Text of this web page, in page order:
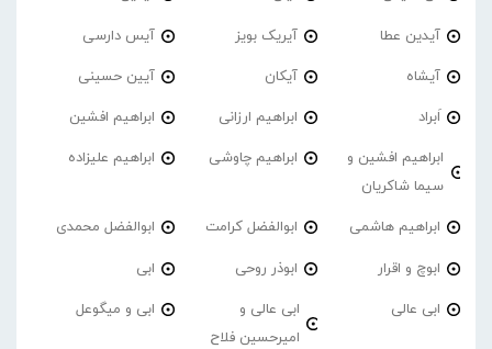
آیدین عطا آیریک بویز آیس دارسی
آیشاه آیکان آیین حسینی
اَبراد ابراهیم ارزانی ابراهیم افشین
ابراهیم افشین و
سیما شاکریان
ابراهیم چاوشی ابراهیم علیزاده
ابراهیم هاشمی ابوالفضل کرامت ابوالفضل محمدی
ابوچ و اقرار ابوذر روحی ابی
ابی عالی
ابی عالی و
امیرحسین فلاح
ابی و میگوعل